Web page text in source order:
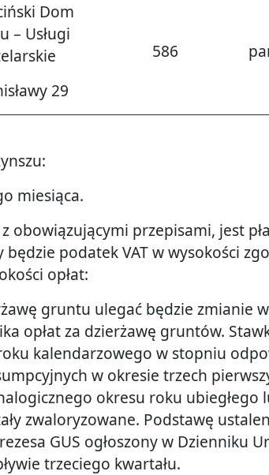
Dom
– Usługi
29
586
miesiąca.
obowiązującymi przepisami, jest
będzie podatek VAT w wysokości
opłat:
gruntu ulegać będzie
opłat za dzierżawę gruntów.
kalendarzowego w stopniu
w okresie trzech
okresu roku
zwaloryzowane. Podstawę
GUS ogłoszony w Dzienniku
trzeciego kwartału.